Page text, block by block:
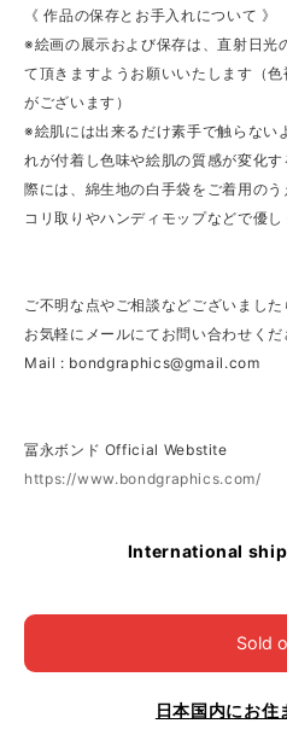
《 作品の保存とお手入れについて 》
※絵画の展示および保存は、直射日光
て頂きますようお願いいたします（
がございます）
※絵肌には出来るだけ素手で触らない
れが付着し色味や絵肌の質感が変化
際には、綿生地の白手袋をご着用の
コリ取りやハンディモップなどで優し
ご不明な点やご相談などございました
お気軽にメールにてお問い合わせくだ
Mail : bondgraphics@gmail.com
冨永ボンド Official Webstite
https://www.bondgraphics.com/
International
Sold
日本国内にお住